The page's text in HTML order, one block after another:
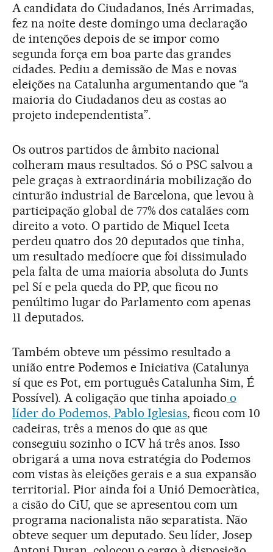
A candidata do Ciudadanos, Inés Arrimadas,
fez na noite deste domingo uma declaração
de intenções depois de se impor como
segunda força em boa parte das grandes
cidades. Pediu a demissão de Mas e novas
eleições na Catalunha argumentando que “a
maioria do Ciudadanos deu as costas ao
projeto independentista”.
Os outros partidos de âmbito nacional
colheram maus resultados. Só o PSC salvou a
pele graças à extraordinária mobilização do
cinturão industrial de Barcelona, que levou à
participação global de 77% dos catalães com
direito a voto. O partido de Miquel Iceta
perdeu quatro dos 20 deputados que tinha,
um resultado medíocre que foi dissimulado
pela falta de uma maioria absoluta do Junts
pel Sí e pela queda do PP, que ficou no
penúltimo lugar do Parlamento com apenas
11 deputados.
Também obteve um péssimo resultado a
união entre Podemos e Iniciativa (Catalunya
sí que es Pot, em português Catalunha Sim, É
Possível). A coligação que tinha apoiado o
líder do Podemos, Pablo Iglesias, ficou com 10
cadeiras, três a menos do que as que
conseguiu sozinho o ICV há três anos. Isso
obrigará a uma nova estratégia do Podemos
com vistas às eleições gerais e a sua expansão
territorial. Pior ainda foi a Unió Democràtica,
a cisão do CiU, que se apresentou com um
programa nacionalista não separatista. Não
obteve sequer um deputado. Seu líder, Josep